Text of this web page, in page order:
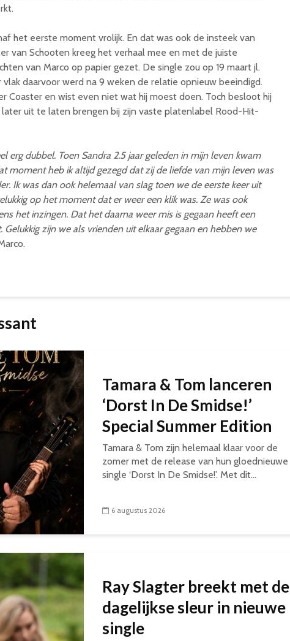
het eerste moment vrolijk. En dat was ook de insteek van
van Schooten kreeg het verhaal mee en met de juiste
van Marco op papier gezet. De single zou op 19 maart jl.
daarvoor werd na 9 weken de relatie opnieuw beeindigd.
Coaster en wist even niet wat hij moest doen. Toch besloot hij
uit te laten brengen bij zijn vaste platenlabel Rood-Hit-
erg dubbel. Toen Sandra 2.5 jaar geleden in mijn leven kwam
moment heb ik altijd gezegd dat zij de liefde van mijn leven was
Ik was dan ook helemaal van slag toen we de eerste keer uit
op het moment dat er weer een klik was. Ze was ook
het inzingen. Dat het daarna weer mis is gegaan heeft een
zijn we als vrienden uit elkaar gegaan en hebben we
Tamara & Tom lanceren
‘Dorst In De Smidse!’
Special Summer Edition
Tamara & Tom zijn helemaal klaar voor de
zomer met de release van hun gloednieuwe
single ‘Dorst In De Smidse!’. Met dit...
6 augustus 2026
Ray Slagter breekt met de
dagelijkse sleur in nieuwe
single